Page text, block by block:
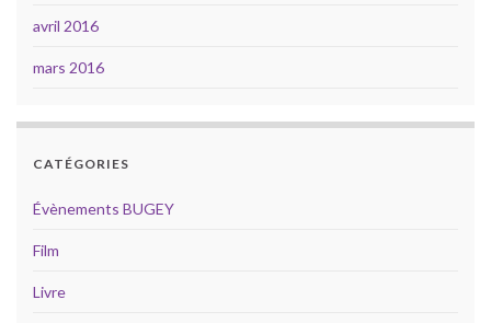
avril 2016
mars 2016
CATÉGORIES
Évènements BUGEY
Film
Livre